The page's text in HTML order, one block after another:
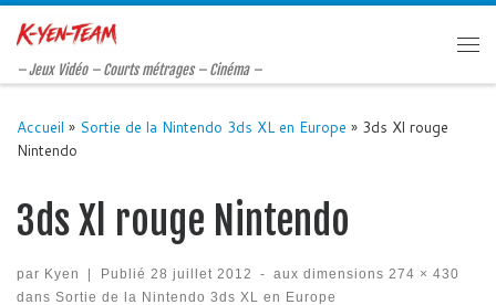
Passer au contenu
– Jeux Vidéo – Courts métrages – Cinéma –
Accueil » Sortie de la Nintendo 3ds XL en Europe » 3ds Xl rouge
Nintendo
3ds Xl rouge Nintendo
par Kyen | Publié 28 juillet 2012 - aux dimensions 274 × 430
dans Sortie de la Nintendo 3ds XL en Europe